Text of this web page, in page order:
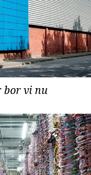
bor vi nu